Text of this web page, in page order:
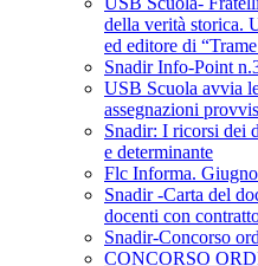
della verità storica.
ed editore di
Snadir Info-Point
USB Scuola avvia
assegnazioni
Snadir: I ricorsi dei
e determinante
Flc Informa.
Snadir -Carta del
docenti con
Snadir-Concorso
CONCORSO